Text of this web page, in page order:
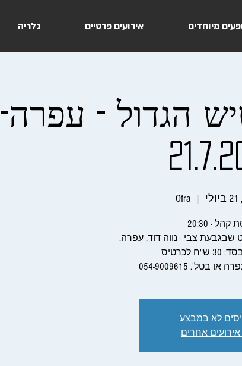
מיוחדים אירועים פרטיים גלריה
הגדול - עפרה-
  |
Ofra
054-9009615
לא במבצע
אירועים אחרים